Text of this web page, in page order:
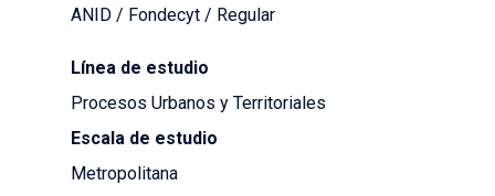
ANID / Fondecyt / Regular
Línea de estudio
Procesos Urbanos y Territoriales
Escala de estudio
Metropolitana